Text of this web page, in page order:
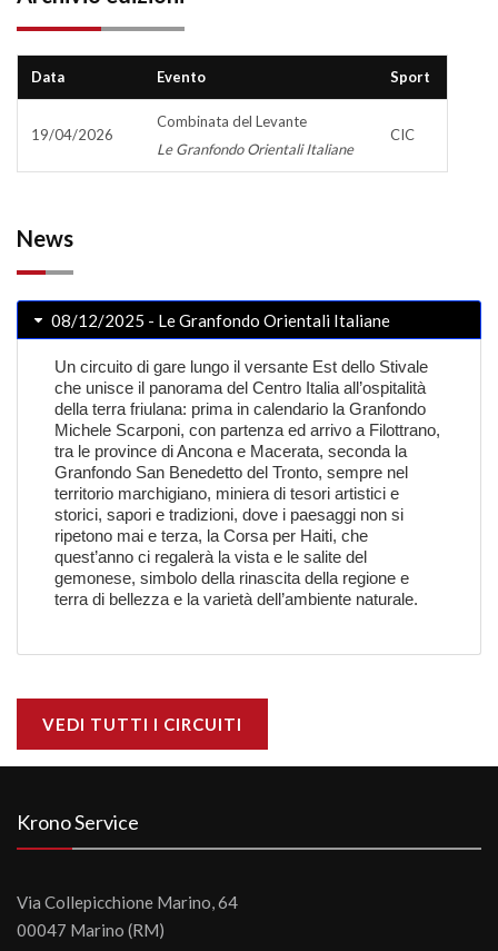
Data Evento Sport
19/04/2026
Combinata del Levante
Le Granfondo Orientali Italiane
CIC
News
08/12/2025 - Le Granfondo Orientali Italiane
Un circuito di gare lungo il versante Est dello Stivale
che unisce il panorama del Centro Italia all’ospitalità
della terra friulana: prima in calendario la Granfondo
Michele Scarponi, con partenza ed arrivo a Filottrano,
tra le province di Ancona e Macerata, seconda la
Granfondo San Benedetto del Tronto, sempre nel
territorio marchigiano, miniera di tesori artistici e
storici, sapori e tradizioni, dove i paesaggi non si
ripetono mai e terza, la Corsa per Haiti, che
quest’anno ci regalerà la vista e le salite del
gemonese, simbolo della rinascita della regione e
terra di bellezza e la varietà dell’ambiente naturale.
VEDI TUTTI I CIRCUITI
Krono Service
Via Collepicchione Marino, 64
00047 Marino (RM)